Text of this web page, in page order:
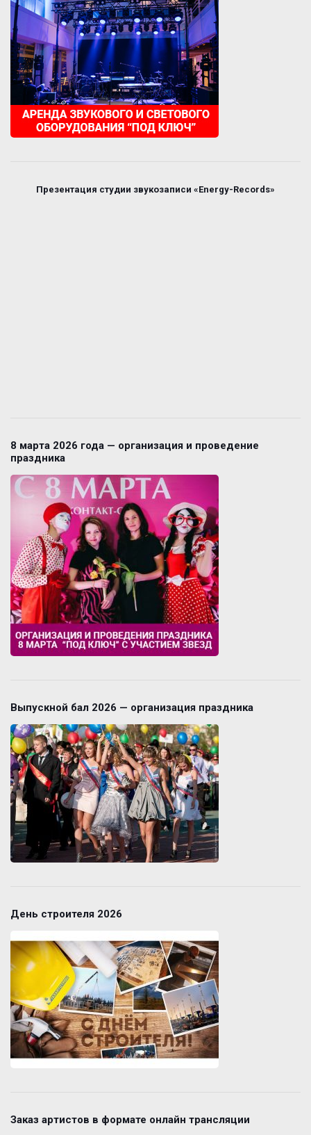
Презентация студии звукозаписи «Energy-Records»
8 марта 2026 года — организация и проведение
праздника
Выпускной бал 2026 — организация праздника
День строителя 2026
Заказ артистов в формате онлайн трансляции